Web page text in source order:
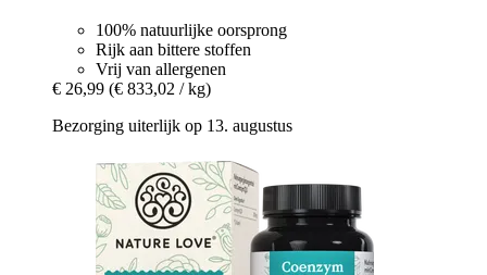
100% natuurlijke oorsprong
Rijk aan bittere stoffen
Vrij van allergenen
€ 26,99 (€ 833,02 / kg)
Bezorging uiterlijk op 13. augustus